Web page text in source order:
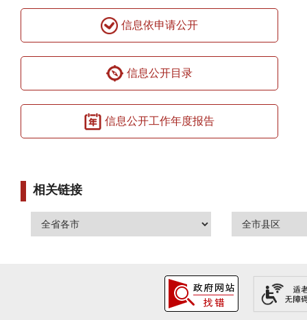
信息依申请公开
信息公开目录
信息公开工作年度报告
相关链接